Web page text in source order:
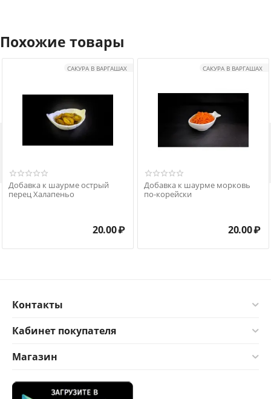
Похожие товары
САКУРА В ВАРГАШАХ
Добавка к шаурме острый
перец Халапеньо
20.00₽
САКУРА В ВАРГАШАХ
Добавка к шаурме морковь
по-корейски
20.00₽
Контакты
Кабинет покупателя
Магазин